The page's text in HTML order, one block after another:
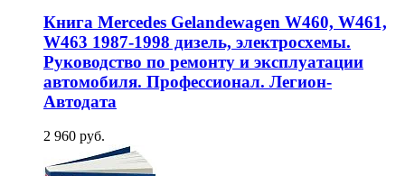
Книга Mercedes Gelandewagen W460, W461,
W463 1987-1998 дизель, электросхемы.
Руководство по ремонту и эксплуатации
автомобиля. Профессионал. Легион-
Aвтодата
2 960 руб.